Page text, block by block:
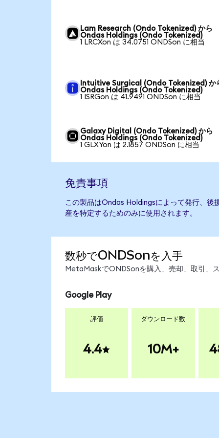
Lam Research (Ondo Tokenized) から
Ondas Holdings (Ondo Tokenized)
1 LRCXon は 34.0751 ONDSon に相当
Intuitive Surgical (Ondo Tokenized) か
Ondas Holdings (Ondo Tokenized)
1 ISRGon は 41.9491 ONDSon に相当
Galaxy Digital (Ondo Tokenized) から
Ondas Holdings (Ondo Tokenized)
1 GLXYon は 2.1857 ONDSon に相当
免責事項
この製品はOndas Holdingsによって発行、後
産を特定するためのみに使用されます。
数秒でONDSonを入手
MetaMaskでONDSonを購入、売却、取引、
Google Play
評価
4.4
ダウンロード数
10M+